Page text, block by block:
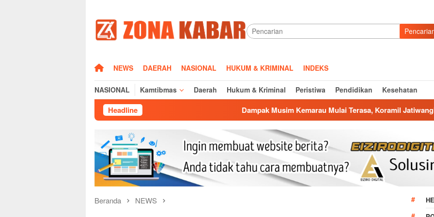
konten
HOMENEWS DAERAH NASIONAL HUKUM & KRIMINAL INDEKS
NASIONAL Kamtibmas Daerah Hukum & Kriminal Peristiwa Pendidikan Kesehatan
Headline Dampak Musim Kemarau Mulai Terasa, Koramil Jatiwangi Salurkan
Beranda NEWS